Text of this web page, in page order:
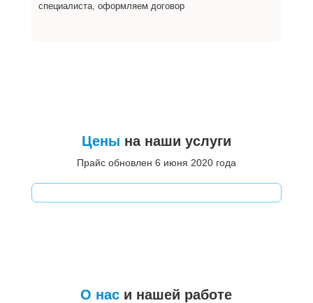
специалиста, оформляем договор
Цены на наши услуги
Прайс обновлен 6 июня 2020 года
О нас и нашей работе